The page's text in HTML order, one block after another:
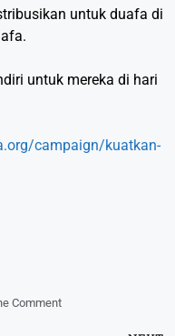
untuk duafa di
untuk mereka di hari
campaign/kuatkan-
Comment